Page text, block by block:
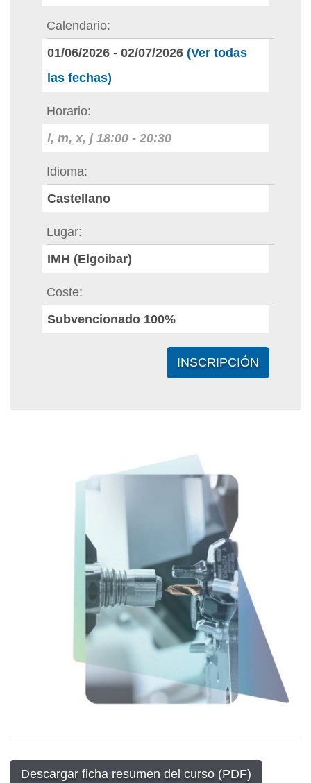
Calendario
01/06/2026 - 02/07/2026 (Ver todas
las fechas)
Horario
l, m, x, j 18:00 - 20:30
Idioma
Castellano
Lugar
IMH (Elgoibar)
Coste
Subvencionado 100%
INSCRIPCIÓN
Descargar ficha resumen del curso (PDF)